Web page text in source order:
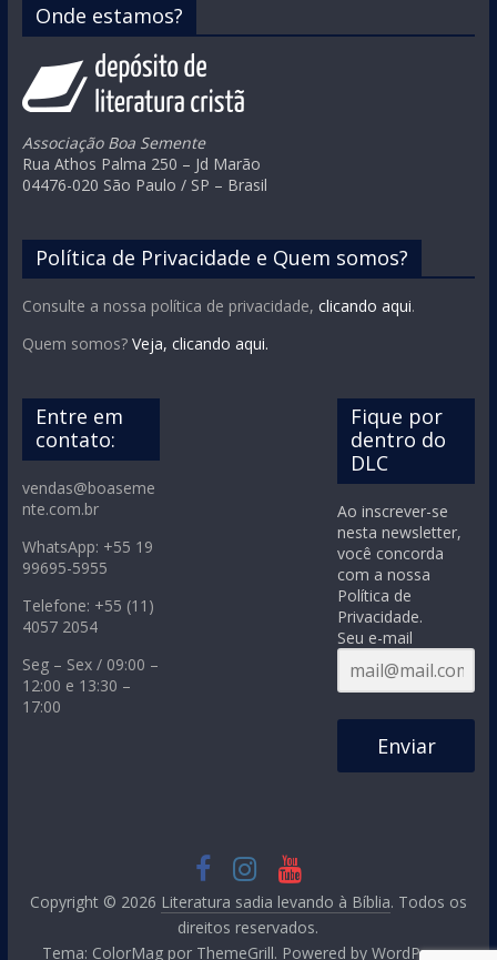
Onde estamos?
Associação Boa Semente
Rua Athos Palma 250 – Jd Marão
04476-020 São Paulo / SP – Brasil
Política de Privacidade e Quem somos?
Consulte a nossa política de privacidade, clicando aqui.
Quem somos? Veja, clicando aqui.
Entre em
contato:
vendas@boaseme
nte.com.br
WhatsApp: +55 19
99695-5955
Telefone: +55 (11)
4057 2054
Seg – Sex / 09:00 –
12:00 e 13:30 –
17:00
Fique por
dentro do
DLC
Ao inscrever-se
nesta newsletter,
você concorda
com a nossa
Política de
Privacidade.
Seu e-mail
Enviar
Copyright © 2026 Literatura sadia levando à Bíblia. Todos os
direitos reservados.
Tema: ColorMag por ThemeGrill. Powered byWordPress.